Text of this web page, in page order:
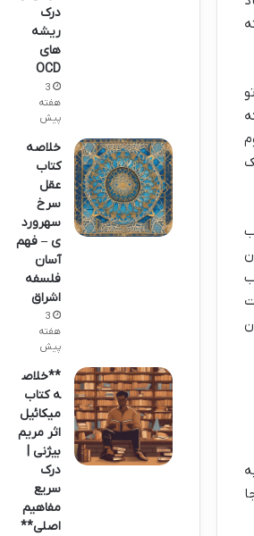
درک
ریشه
های
OCD
3
هفته
پیش
خلاصه
کتاب
عقل
سرخ
سهرورد
ی – فهم
آسان
فلسفه
اشراق
3
هفته
پیش
**خلاص
ه کتاب
میکائیل
اثر مریم
بیژنی |
درک
سریع
مفاهیم
اصلی**